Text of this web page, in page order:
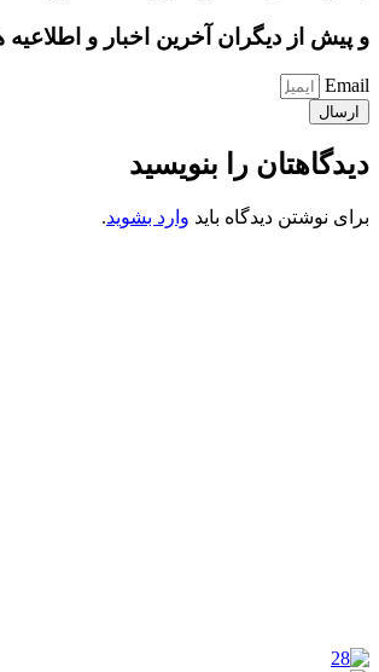
و پیش از دیگران آخرین اخبار و
Email
ارسال
دیدگاهتان را بنویسید
برای نوشتن دیدگاه باید وارد بشوید.